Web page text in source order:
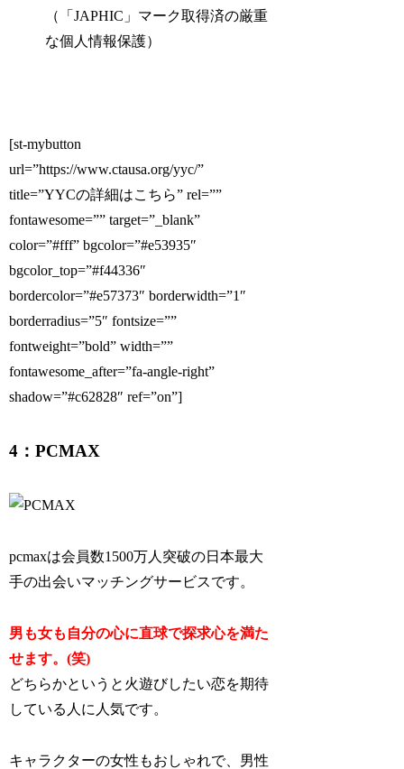
（「JAPHIC」マーク取得済の厳重
な個人情報保護）
[st-mybutton
url=”https://www.ctausa.org/yyc/”
title=”YYCの詳細はこちら” rel=””
fontawesome=”” target=”_blank”
color=”#fff” bgcolor=”#e53935″
bgcolor_top=”#f44336″
bordercolor=”#e57373″ borderwidth=”1″
borderradius=”5″ fontsize=””
fontweight=”bold” width=””
fontawesome_after=”fa-angle-right”
shadow=”#c62828″ ref=”on”]
4：PCMAX
pcmaxは会員数1500万人突破の日本最大
手の出会いマッチングサービスです。
男も女も自分の心に直球で探求心を満た
せます。(笑)
どちらかというと火遊びしたい恋を期待
している人に人気です。
キャラクターの女性もおしゃれで、男性